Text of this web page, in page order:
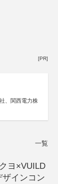
[PR]
、関西電力株
一覧
ヨ×VUILD
インコン